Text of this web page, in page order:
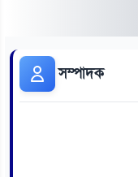
সম্পাদক